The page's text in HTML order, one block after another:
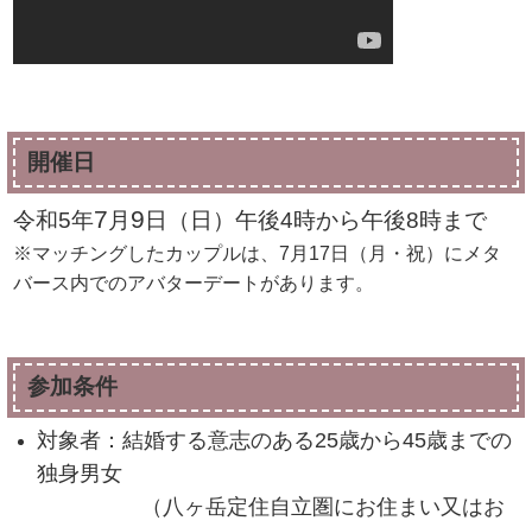
開催日
令和5年7 月 9日（日）午後4時から午後8時まで
※マッチングしたカップルは、7月17日（月・祝）にメタ
バース内でのアバターデートがあります。
参加条件
対象者：結婚する意志のある25歳から45歳までの
独身男女
（八ヶ岳定住自立圏にお住まい又はお